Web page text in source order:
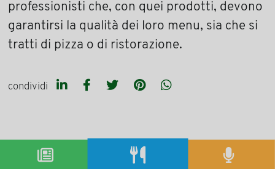
professionisti che, con quei prodotti, devono
garantirsi la qualità dei loro menu, sia che si
tratti di pizza o di ristorazione.
condividi
precedente:
cosa c’è dietro ad un prodotto unika®?
successivo:
con forbici e coccoina la poesia si fece visiva